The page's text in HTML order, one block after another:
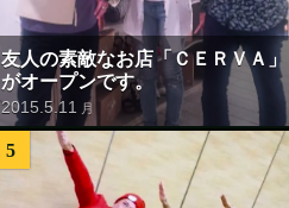
友人の素敵なお店「ＣＥＲＶＡ」
がオープンです。
2015 5.11 月
5